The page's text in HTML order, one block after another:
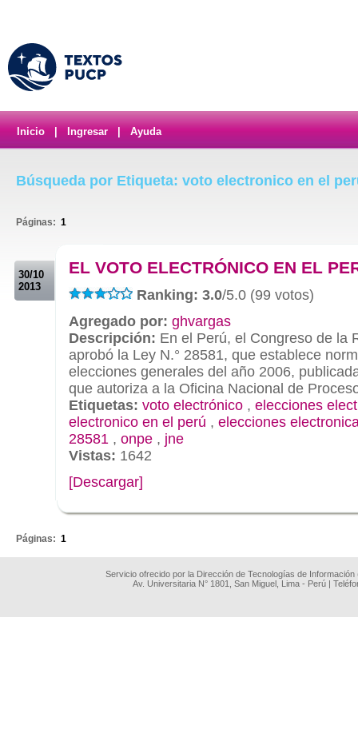
Inicio Ingresar Ayuda
Búsqueda por Etiqueta: voto electronico en el
Páginas: 1
30/10
2013
EL VOTO ELECTRÓNICO EN EL
Ranking: 3.0/5.0 (99 votos)
Agregado por: ghvargas
Descripción: En el Perú, el Congreso de la
aprobó la Ley N.° 28581, que establece
elecciones generales del año 2006,
que autoriza a la Oficina Nacional de
Etiquetas: voto electrónico , elecciones
electronico en el perú , elecciones
28581 , onpe , jne
Vistas: 1642
[Descargar]
Páginas: 1
Servicio ofrecido por la Dirección de Tecnologías de
Av. Universitaria N° 1801, San Miguel, Lima - Perú |